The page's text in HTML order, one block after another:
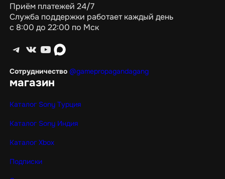
Приём платежей 24/7
Служба поддержки работает каждый день
с 8:00 до 22:00 по Мск
Telegram ВКонтакте YouTube max
Сотрудничество @gamepropagandagang
магазин
Каталог Sony Турция
Каталог Sony Индия
Каталог Xbox
Подписки